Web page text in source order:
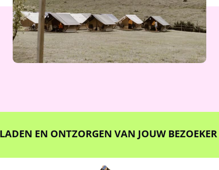
EN ONTZORGEN VAN JOUW BEZOEKER